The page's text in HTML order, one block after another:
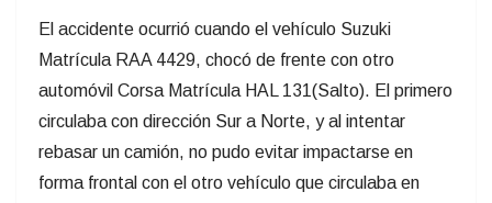
El accidente ocurrió cuando el vehículo Suzuki
Matrícula RAA 4429, chocó de frente con otro
automóvil Corsa Matrícula HAL 131(Salto). El primero
circulaba con dirección Sur a Norte, y al intentar
rebasar un camión, no pudo evitar impactarse en
forma frontal con el otro vehículo que circulaba en